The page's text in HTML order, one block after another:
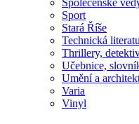
Sport
Stará Říše
Technická
Thrillery,
Učebnice,
Umění a
Varia
Vinyl